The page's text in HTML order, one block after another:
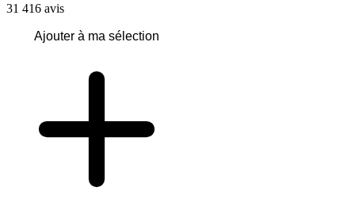
31 416 avis
Ajouter à ma sélection